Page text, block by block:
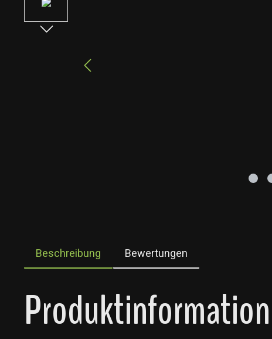
Beschreibung Bewertungen